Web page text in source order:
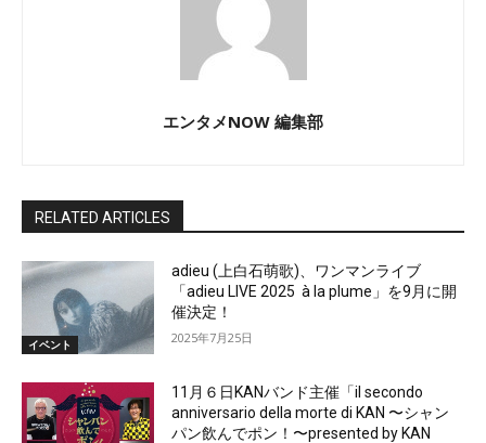
エンタメNOW 編集部
RELATED ARTICLES
イベント
adieu (上白石萌歌)、ワンマンライブ
「adieu LIVE 2025 à la plume」を9月に開
催決定！
2025年7月25日
11月６日KANバンド主催「il secondo
anniversario della morte di KAN 〜シャン
パン飲んでポン！〜presented by KAN